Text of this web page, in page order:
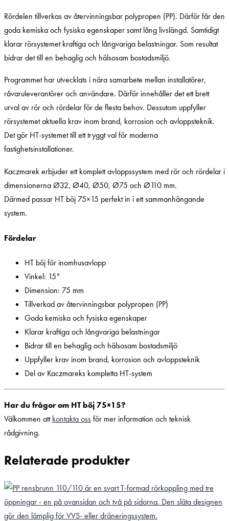
Rördelen tillverkas av återvinningsbar polypropen (PP). Därför får den
goda kemiska och fysiska egenskaper samt lång livslängd. Samtidigt
klarar rörsystemet kraftiga och långvariga belastningar. Som resultat
bidrar det till en behaglig och hälsosam bostadsmiljö.
Programmet har utvecklats i nära samarbete mellan installatörer,
råvaruleverantörer och användare. Därför innehåller det ett brett
urval av rör och rördelar för de flesta behov. Dessutom uppfyller
rörsystemet aktuella krav inom brand, korrosion och avloppsteknik.
Det gör HT-systemet till ett tryggt val för moderna
fastighetsinstallationer.
Kaczmarek erbjuder ett komplett avloppssystem med rör och rördelar i
dimensionerna Ø32, Ø40, Ø50, Ø75 och Ø110 mm.
Därmed passar HT böj 75×15 perfekt in i ett sammanhängande
system.
Fördelar
HT böj för inomhusavlopp
Vinkel: 15°
Dimension: 75 mm
Tillverkad av återvinningsbar polypropen (PP)
Goda kemiska och fysiska egenskaper
Klarar kraftiga och långvariga belastningar
Bidrar till en behaglig och hälsosam bostadsmiljö
Uppfyller krav inom brand, korrosion och avloppsteknik
Del av Kaczmareks kompletta HT-system
Har du frågor om HT böj 75×15?
Välkommen attkontakta ossför mer information och teknisk
rådgivning.
Relaterade produkter